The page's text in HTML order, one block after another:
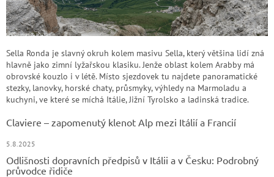
Sella Ronda je slavný okruh kolem masivu Sella, který většina lidí zná
hlavně jako zimní lyžařskou klasiku. Jenže oblast kolem Arabby má
obrovské kouzlo i v létě. Místo sjezdovek tu najdete panoramatické
stezky, lanovky, horské chaty, průsmyky, výhledy na Marmoladu a
kuchyni, ve které se míchá Itálie, Jižní Tyrolsko a ladinská tradice.
Claviere – zapomenutý klenot Alp mezi Itálií a Francií
5.8.2025
Odlišnosti dopravních předpisů v Itálii a v Česku: Podrobný
průvodce řidiče